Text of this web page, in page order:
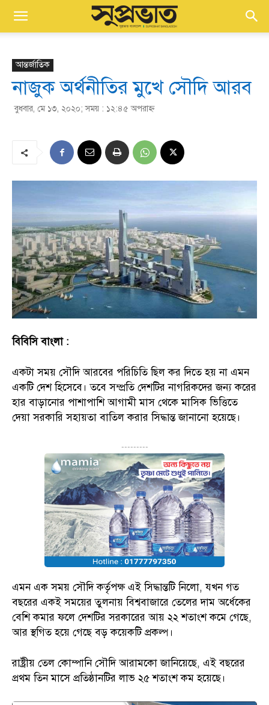
আন্তর্জাতিক
নাজুক অর্থনীতির মুখে সৌদি আরব
বুধবার, মে ১৩, ২০২০; সময় : ১২:৪৫ অপরাহ্ণ
বিবিসি বাংলা :
একটা সময় সৌদি আরবের পরিচিতি ছিল কর দিতে হয় না এমন
একটি দেশ হিসেবে। তবে সম্প্রতি দেশটির নাগরিকদের জন্য করের
হার বাড়ানোর পাশাপাশি আগামী মাস থেকে মাসিক ভিত্তিতে
দেয়া সরকারি সহায়তা বাতিল করার সিদ্ধান্ত জানানো হয়েছে।
---------
এমন এক সময় সৌদি কর্তৃপক্ষ এই সিদ্ধান্তটি নিলো, যখন গত
বছরের একই সময়ের তুলনায় বিশ্ববাজারে তেলের দাম অর্ধেকের
বেশি কমার ফলে দেশটির সরকারের আয় ২২ শতাংশ কমে গেছে,
আর স্থগিত হয়ে গেছে বড় কয়েকটি প্রকল্প।
রাষ্ট্রীয় তেল কোম্পানি সৌদি আরামকো জানিয়েছে, এই বছরের
প্রথম তিন মাসে প্রতিষ্ঠানটির লাভ ২৫ শতাংশ কম হয়েছে।